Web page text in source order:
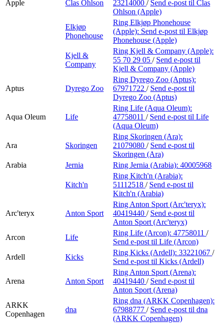
Apple Clas Ohlson 23214000 / Send e-post til Clas
Ohlson (Apple)
Elkjøp
Phonehouse
Ring Elkjøp Phonehouse
(Apple): Send e-post til Elkjøp
Phonehouse (Apple)
Kjell &
Company
Ring Kjell & Company (Apple):
55 70 29 05 / Send e-post til
Kjell & Company (Apple)
Aptus Dyrego Zoo
Ring Dyrego Zoo (Aptus):
67971722 / Send e-post til
Dyrego Zoo (Aptus)
Aqua Oleum Life
Ring Life (Aqua Oleum):
47758011 / Send e-post til Life
(Aqua Oleum)
Ara Skoringen
Ring Skoringen (Ara):
21079080 / Send e-post til
Skoringen (Ara)
Arabia
Jernia Ring Jernia (Arabia): 40005968
Kitch'n
Ring Kitch'n (Arabia):
51112518 / Send e-post til
Kitch'n (Arabia)
Arc'teryx Anton Sport
Ring Anton Sport (Arc'teryx):
40419440 / Send e-post til
Anton Sport (Arc'teryx)
Arcon
Life
Ring Life (Arcon): 47758011 /
Send e-post til Life (Arcon)
Ardell
Kicks
Ring Kicks (Ardell): 33221067 /
Send e-post til Kicks (Ardell)
Arena Anton Sport
Ring Anton Sport (Arena):
40419440 / Send e-post til
Anton Sport (Arena)
ARKK
Copenhagen
dna
Ring dna (ARKK Copenhagen):
67988777 / Send e-post til dna
(ARKK Copenhagen)